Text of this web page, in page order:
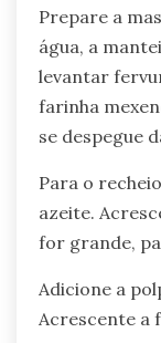
Prepare a
água, a
levantar
farinha
se despegue
Para o
azeite.
for grande,
Adicione a
Acrescente a